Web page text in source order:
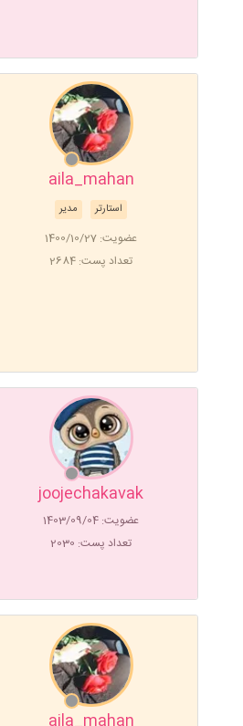
aila_mahan
مدیر استارتر
عضویت: 1400/10/27
تعداد پست: 2684
joojechakavak
عضویت: 1403/09/04
تعداد پست: 2030